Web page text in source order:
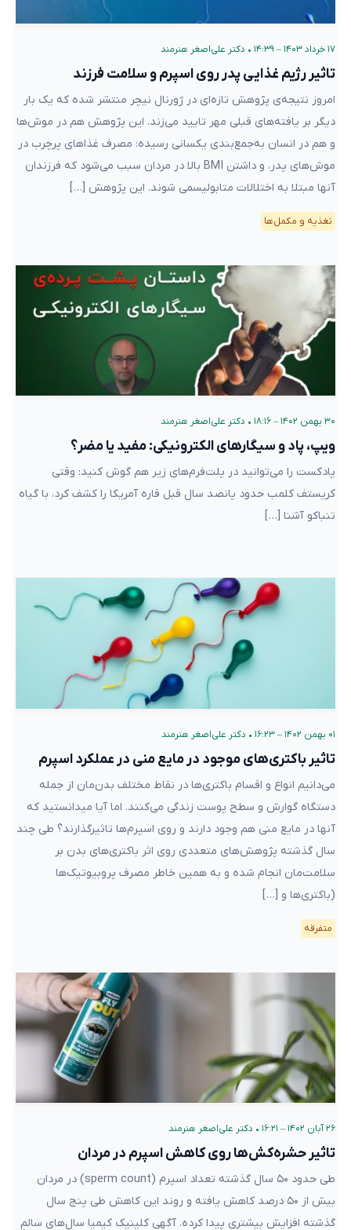
۱۷ خرداد ۱۴۰۳ – ۱۴:۳۹ • دکتر علی‌اصغر هنرمند
تاثیر رژیم غذایی پدر روی اسپرم و سلامت فرزند
امروز نتیجه‌ی پژوهش تازه‌ای در ژورنال نیچر منتشر شده که یک بار
دیگر بر یافته‌های قبلی مهر تایید می‌زند. این پژوهش هم در موش‌ها
و هم در انسان به‌جمع‌بندی یکسانی رسیده: مصرف غذاهای پرچرب در
موش‌های پدر، و داشتن BMI بالا در مردان سبب می‌شود که فرزندان
آنها مبتلا به اختلالات متابولیسمی شوند. این پژوهش […]
تغذیه و مکمل‌ها
۳۰ بهمن ۱۴۰۲ – ۱۸:۱۶ • دکتر علی‌اصغر هنرمند
ویپ، پاد و سیگارهای الکترونیکی: مفید یا مضر؟
پادکست را می‌توانید در پلت‌فرم‌های زیر هم گوش کنید: وقتی
کریستف کلمب حدود پانصد سال قبل قاره آمریکا را کشف کرد، با گیاه
تنباکو آشنا […]
۰۱ بهمن ۱۴۰۲ – ۱۶:۲۳ • دکتر علی‌اصغر هنرمند
تاثیر باکتری‌های موجود در مایع منی در عملکرد اسپرم‌
می‌دانیم انواع و اقسام باکتری‌ها در نقاط مختلف بدن‌مان از جمله
دستگاه گوارش و سطح پوست‌ زندگی می‌کنند. اما آیا میدانستید که
آنها در مایع منی هم وجود دارند و روی اسپرم‌ها تاثیرگذارند؟ طی چند
سال گذشته پژوهش‌های متعددی روی اثر باکتری‌های بدن بر
سلامت‌مان انجام شده و به همین خاطر مصرف پروبیوتیک‌ها
(باکتری‌ها و […]
متفرقه
۲۶ آبان ۱۴۰۲ – ۱۶:۲۱ • دکتر علی‌اصغر هنرمند
تاثیر حشره‌کش‌ها روی کاهش اسپرم در مردان
طی حدود ۵۰ سال گذشته تعداد اسپرم‌ (sperm count) در مردان
بیش از ۵۰ درصد کاهش یافته و روند این کاهش طی پنج سال
گذشته افزایش بیشتری پیدا کرده. آگهی کلینیک کیمیا سال‌های سالمِ